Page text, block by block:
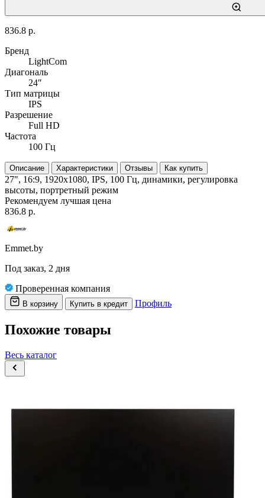
836.8 р.
Бренд
LightCom
Диагональ
24″
Тип матрицы
IPS
Разрешение
Full HD
Частота
100 Гц
Описание Характеристики Отзывы Как купить
27", 16:9, 1920x1080, IPS, 100 Гц, динамики, регулировка
высоты, портретный режим
Рекомендуем лучшая цена
836.8 р.
Emmet.by
Под заказ, 2 дня
Проверенная компания
В корзину Купить в кредит Профиль
Похожие товары
Весь каталог